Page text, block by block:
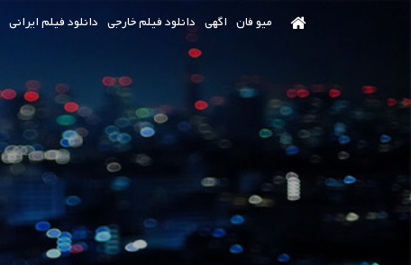
میو فان اگهی دانلود فیلم خارجی دانلود فیلم ایرانی